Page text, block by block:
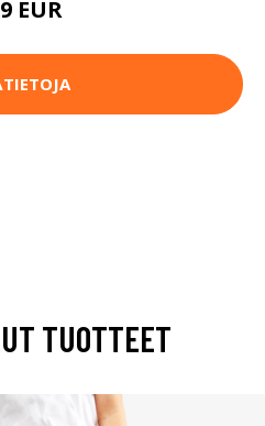
EUR
TUOTTEET